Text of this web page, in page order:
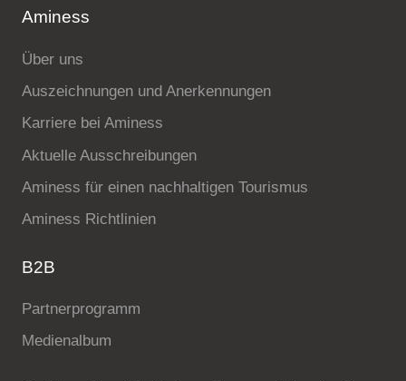
Aminess
Über uns
Auszeichnungen und Anerkennungen
Karriere bei Aminess
Aktuelle Ausschreibungen
Aminess für einen nachhaltigen Tourismus
Aminess Richtlinien
B2B
Partnerprogramm
Medienalbum